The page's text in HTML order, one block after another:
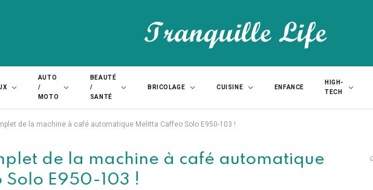
AUTO
/
MOTO
BEAUTÉ
/
SANTÉ
BRICOLAGE CUISINE ENFANCE
HIGH-
TECH
de la machine à café automatique Melitta Caffeo Solo E950-103 !
de la machine à café automatique
E950-103 !